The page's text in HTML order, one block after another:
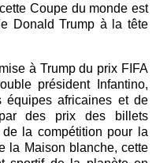
Coupe du monde est
Donald Trump à la tête
à Trump du prix FIFA
président Infantino,
équipes africaines et de
des prix des billets
de la compétition pour la
la Maison blanche, cette